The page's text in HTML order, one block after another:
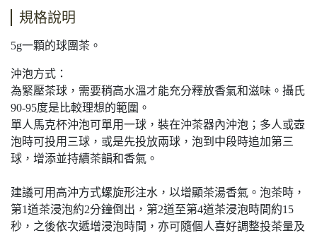
規格說明
5g一顆的球團茶。
沖泡方式：
為緊壓茶球，需要稍高水溫才能充分釋放香氣和滋味。攝氏
90-95度是比較理想的範圍。
單人馬克杯沖泡可單用一球，裝在沖茶器內沖泡；多人或壺
泡時可投用三球，或是先投放兩球，泡到中段時追加第三
球，增添並持續茶韻和香氣。
建議可用高沖方式螺旋形注水，以增顯茶湯香氣。泡茶時，
第1道茶浸泡約2分鐘倒出，第2道至第4道茶浸泡時間約15
秒，之後依次遞增浸泡時間，亦可隨個人喜好調整投茶量及